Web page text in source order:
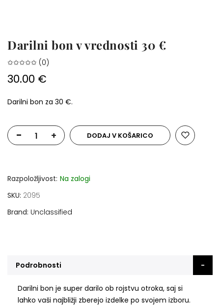
Darilni bon v vrednosti 30 €
✩✩✩✩✩ (0)
30.00 €
Darilni bon za 30 €.
- + DODAJ V KOŠARICO
Razpoložljivost: Na zalogi
SKU 2095
Brand Unclassified
Podrobnosti
Darilni bon je super darilo ob rojstvu otroka, saj si
lahko vaši najbližji zberejo izdelke po svojem izboru.